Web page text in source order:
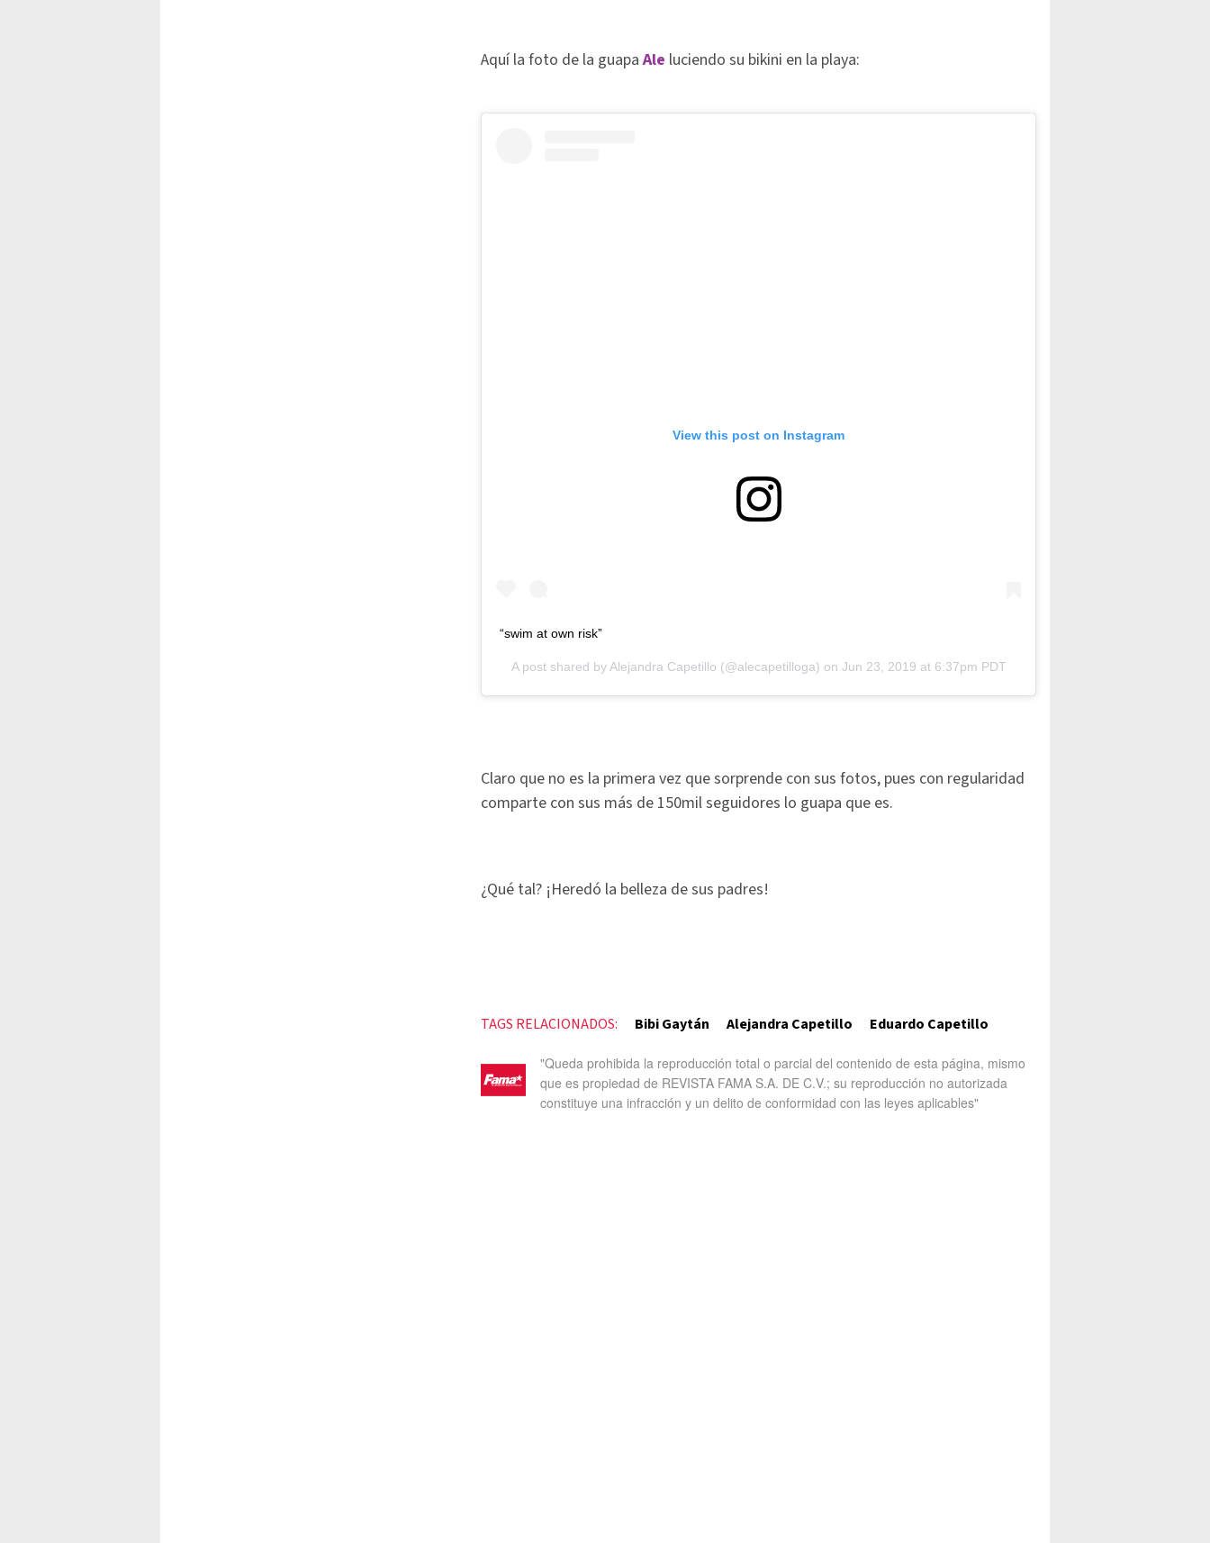
Aquí la foto de la guapaAle luciendo su bikini en la playa:
View this post on Instagram
“swim at own risk”
A post shared by Alejandra Capetillo (@alecapetilloga) on Jun 23, 2019 at 6:37pm PDT
Claro que no es la primera vez que sorprende con sus fotos, pues con regularidad
comparte con sus más de 150mil seguidores lo guapa que es.
¿Qué tal? ¡Heredó la belleza de sus padres!
TAGS RELACIONADOS: Bibi Gaytán Alejandra Capetillo Eduardo Capetillo
"Queda prohibida la reproducción total o parcial del contenido de esta página, mismo
que es propiedad de REVISTA FAMA S.A. DE C.V.; su reproducción no autorizada
constituye una infracción y un delito de conformidad con las leyes aplicables"